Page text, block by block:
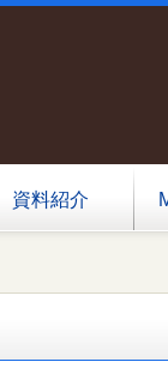
資料紹介